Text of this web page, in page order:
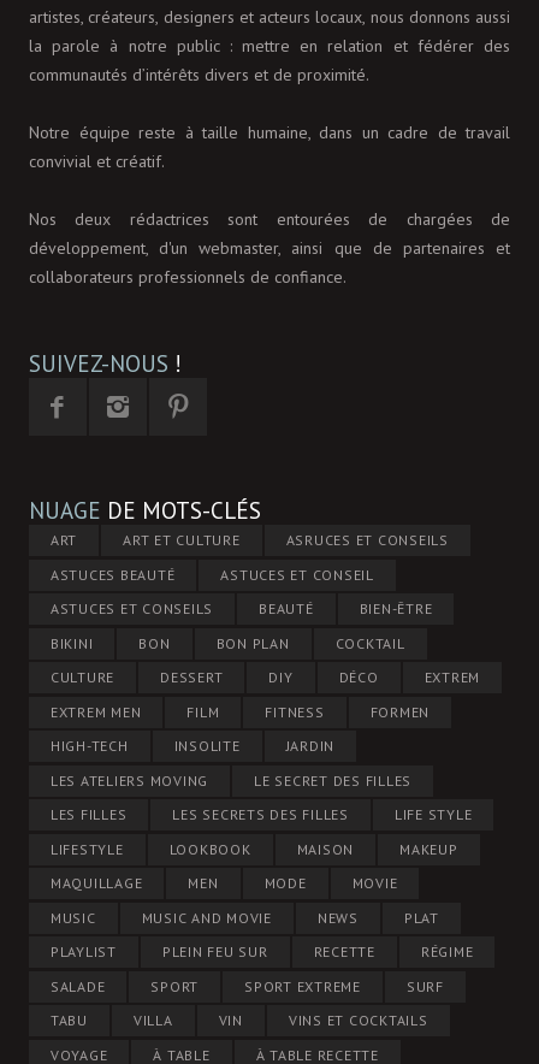
artistes, créateurs, designers et acteurs locaux, nous donnons aussi
la parole à notre public : mettre en relation et fédérer des
communautés d’intérêts divers et de proximité.
Notre équipe reste à taille humaine, dans un cadre de travail
convivial et créatif.
Nos deux rédactrices sont entourées de chargées de
développement, d'un webmaster, ainsi que de partenaires et
collaborateurs professionnels de confiance.
SUIVEZ-NOUS !
NUAGE DE MOTS-CLÉS
ART ART ET CULTURE
ASRUCES ET CONSEILS
ASTUCES BEAUTÉ
ASTUCES ET CONSEIL
ASTUCES ET CONSEILS
BEAUTÉ
BIEN-ÊTRE
BIKINI
BON BON PLAN
COCKTAIL
CULTURE
DESSERT DIY DÉCO
EXTREM
EXTREM MEN
FILM FITNESS
FORMEN
HIGH-TECH
INSOLITE
JARDIN
LES ATELIERS MOVING
LE SECRET DES FILLES
LES FILLES
LES SECRETS DES FILLES
LIFE STYLE
LIFESTYLE
LOOKBOOK MAISON
MAKEUP
MAQUILLAGE
MEN MODE
MOVIE
MUSIC
MUSIC AND MOVIE NEWS
PLAT
PLAYLIST
PLEIN FEU SUR RECETTE
RÉGIME
SALADE
SPORT SPORT EXTREME
SURF
TABU
VILLA VIN
VINS ET COCKTAILS
VOYAGE
À TABLE À TABLE RECETTE